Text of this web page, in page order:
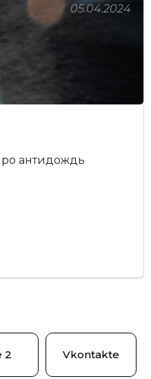
антидождь
05.04.2024
2 Vkontakte